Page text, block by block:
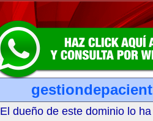
El dueño de este dominio lo